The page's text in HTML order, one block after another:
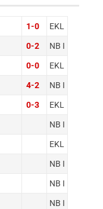
1-0 EKL
0-2 NB I
0-0 EKL
4-2 NB I
0-3 EKL
NB I
EKL
NB I
NB I
NB I